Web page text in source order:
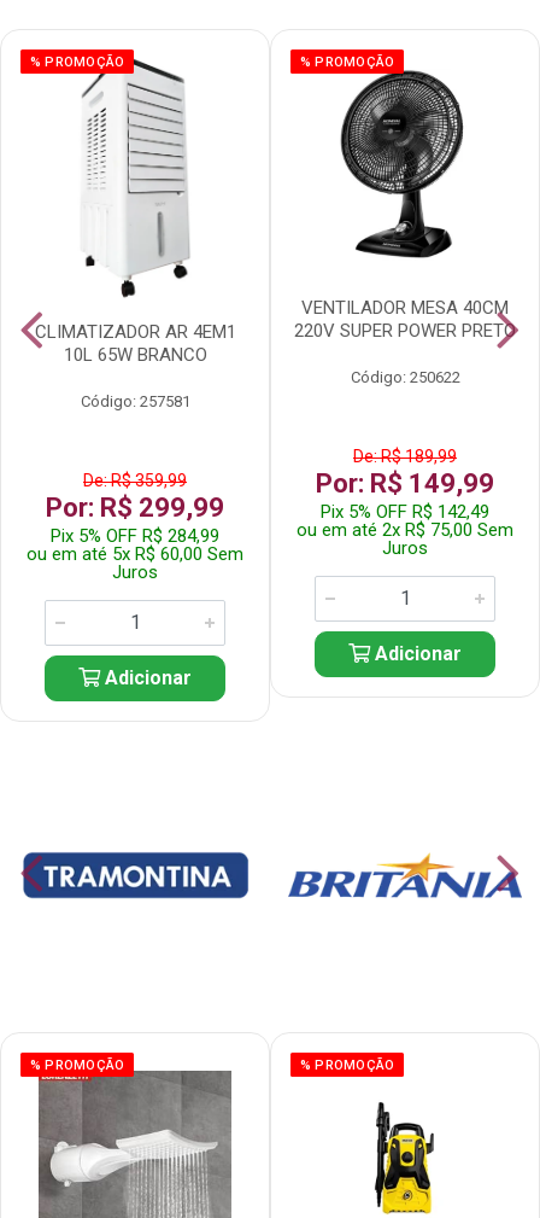
% PROMOÇÃO
CLIMATIZADOR AR 4EM1
10L 65W BRANCO
Código: 257581
De: R$ 359,99
Por: R$ 299,99
Pix 5% OFF R$ 284,99
ou em até 5x R$ 60,00 Sem
Juros
Adicionar
% PROMOÇÃO
VENTILADOR MESA 40CM
220V SUPER POWER PRETO
Código: 250622
De: R$ 189,99
Por: R$ 149,99
Pix 5% OFF R$ 142,49
ou em até 2x R$ 75,00 Sem
Juros
Adicionar
% PROMOÇÃO % PROMOÇÃO